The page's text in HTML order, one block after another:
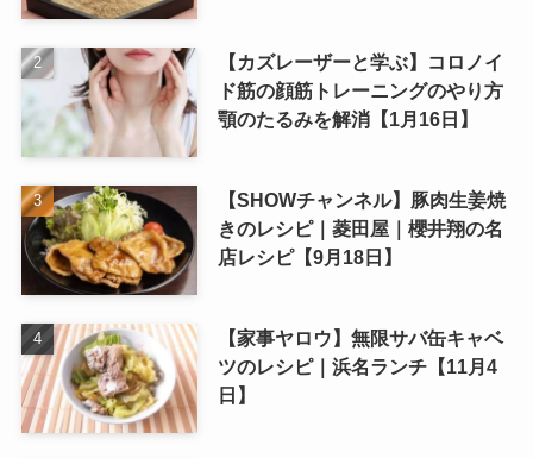
【カズレーザーと学ぶ】コロノイ
ド筋の顔筋トレーニングのやり方
顎のたるみを解消【1月16日】
【SHOWチャンネル】豚肉生姜焼
きのレシピ｜菱田屋｜櫻井翔の名
店レシピ【9月18日】
【家事ヤロウ】無限サバ缶キャベ
ツのレシピ｜浜名ランチ【11月4
日】